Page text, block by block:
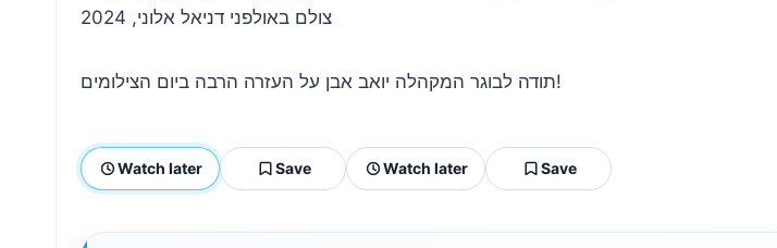
צולם באולפני דניאל אלוני, 2024
תודה לבוגר המקהלה יואב אבן על העזרה הרבה ביום הצילומים!
Watch later Save Watch later Save